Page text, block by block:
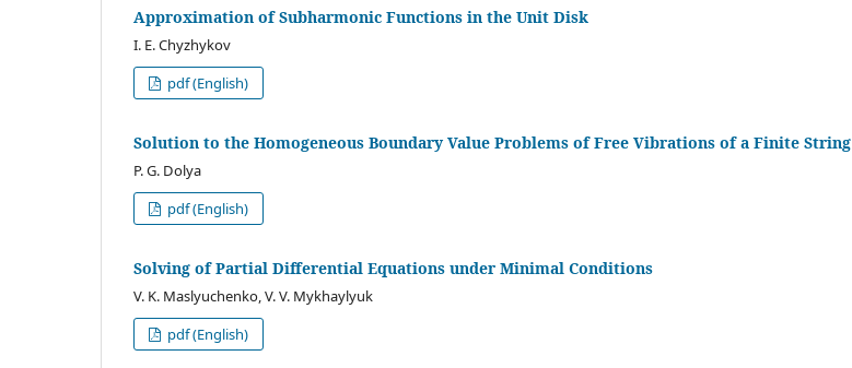
Approximation of Subharmonic Functions in the Unit Disk
I. E. Chyzhykov
pdf (English)
Solution to the Homogeneous Boundary Value Problems of Free Vibrations of a Finite String
P. G. Dolya
pdf (English)
Solving of Partial Differential Equations under Minimal Conditions
V. K. Maslyuchenko,V. V. Mykhaylyuk
pdf (English)